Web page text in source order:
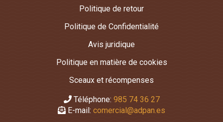
Politique de retour
Politique de Confidentialité
Avis juridique
Politique en matière de cookies
Sceaux et récompenses
Téléphone: 985 74 36 27
E-mail: comercial@adpan.es